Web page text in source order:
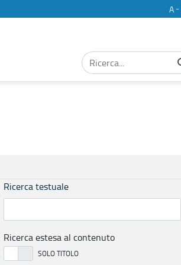
A
Ricerca testuale
Ricerca estesa al contenuto